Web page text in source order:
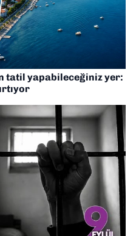
tatil yapabileceğiniz yer: